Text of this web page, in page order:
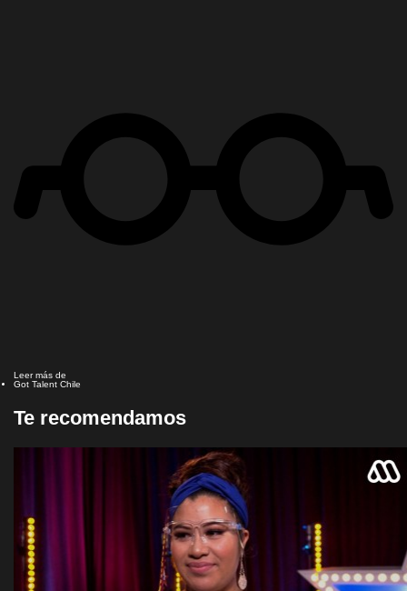
Leer más de
Got Talent Chile
Te recomendamos